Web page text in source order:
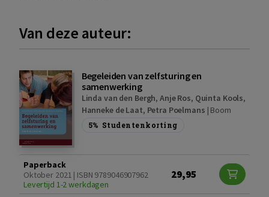
Van deze auteur:
Begeleiden van zelfsturing en
samenwerking
Linda van den Bergh, Anje Ros, Quinta Kools,
Hanneke de Laat, Petra Poelmans | Boom
5% Studentenkorting
Paperback
Oktober 2021 | ISBN 9789046907962
Levertijd 1-2 werkdagen
29,95